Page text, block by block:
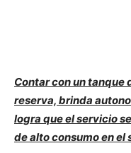
Contar con un tanque
reserva, brinda
logra que el servicio
de alto consumo en el